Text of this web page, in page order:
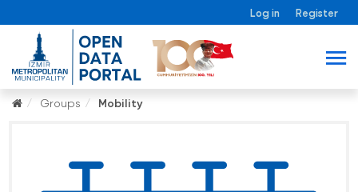
Log in Register
Groups Mobility